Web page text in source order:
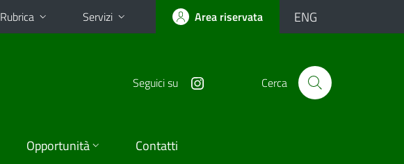
Rubrica Servizi Area riservata ENG
Seguici su Cerca
Opportunità Contatti